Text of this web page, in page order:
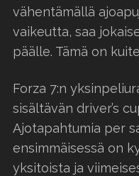
vähentämällä
vaikeutta, saa
päälle. Tämä on
Forza 7:n
sisältävän driver’s
Ajotapahtumia per
ensimmäisessä on
yksitoista ja